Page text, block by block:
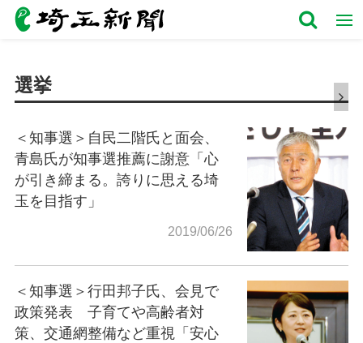
選挙
＜知事選＞自民二階氏と面会、
青島氏が知事選推薦に謝意「心
が引き締まる。誇りに思える埼
玉を目指す」
2019/06/26
＜知事選＞行田邦子氏、会見で
政策発表 子育てや高齢者対
策、交通網整備など重視「安心